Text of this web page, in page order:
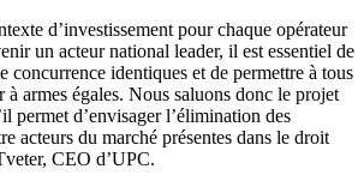
d’investissement pour chaque opérateur
un acteur national leader, il est essentiel de
concurrence identiques et de permettre à tous
à armes égales. Nous saluons donc le projet
permet d’envisager l’élimination des
acteurs du marché présentes dans le droit
CEO d’UPC.